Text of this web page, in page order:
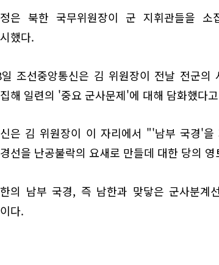
은 북한 국무위원장이 군 지휘관들을
했다.
조선중앙통신은 김 위원장이 전날 전군의
해 일련의 '중요 군사문제'에 대해 담화했다
은 김 위원장이 이 자리에서 "'남부 국경'
선을 난공불락의 요새로 만들데 대한 당의
의 남부 국경, 즉 남한과 맞닿은 군사분계
다.